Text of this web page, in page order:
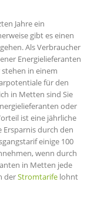
Jahre ein
gibt es einen
Als Verbraucher
Energielieferanten
in einem
für den
in Metten sind Sie
oder
ist eine jährliche
Ersparnis durch den
einige 100
wenn durch
in Metten jede
derStromtarife lohnt